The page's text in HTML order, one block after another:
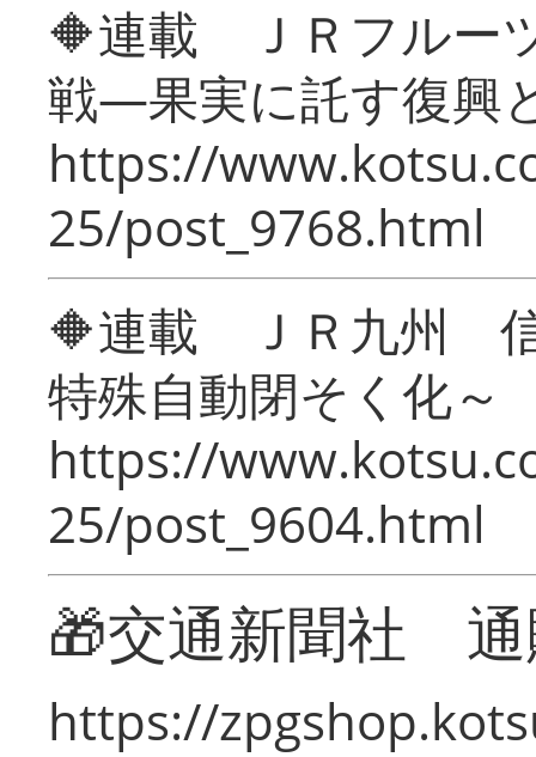
🔶連載 ＪＲフルー
戦―果実に託す復興
https://
25/post_9768.html
🔶連載 ＪＲ九州 信
特殊自動閉そく化～
https://
25/post_9604.html
🎁交通新聞社
https://